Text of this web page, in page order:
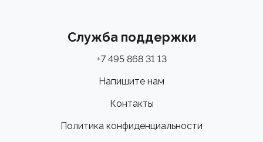
Служба поддержки
+7 495 868 31 13
Напишите нам
Контакты
Политика конфиденциальности